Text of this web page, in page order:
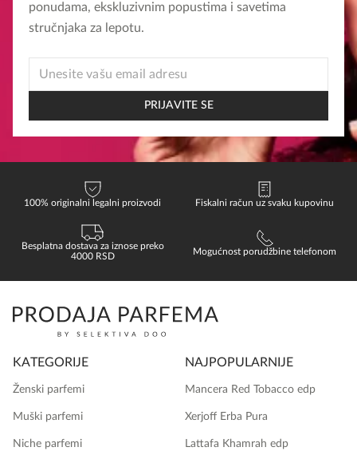
ponudama, ekskluzivnim popustima i savetima
stručnjaka za lepotu.
EMAIL
PRIJAVITE SE
100% originalni legalni proizvodi Fiskalni račun uz svaku kupovinu
Besplatna dostava za iznose preko
4000 RSD
Mogućnost porudžbine telefonom
KATEGORIJE
Ženski parfemi
Muški parfemi
Niche parfemi
NAJPOPULARNIJE
Mancera Red Tobacco edp
Xerjoff Erba Pura
Lattafa Khamrah edp